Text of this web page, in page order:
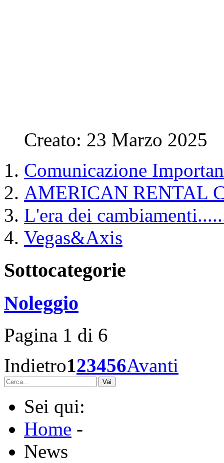
Creato: 23 Marzo 2025
Comunicazione
AMERICAN RENTAL
L'era dei
Vegas&Axis
Sottocategorie
Noleggio
Pagina 1 di 6
Indietro123456Avanti
Vai
Sei qui:
Home -
News